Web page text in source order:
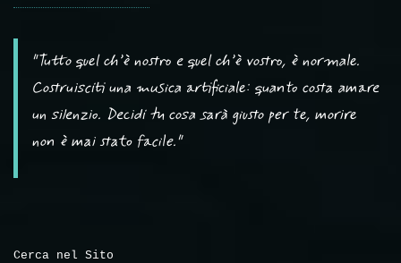
"Tutto quel ch’è nostro e quel ch’è vostro, è normale.
Costruisciti una musica artificiale: quanto costa amare
un silenzio. Decidi tu cosa sarà giusto per te, morire
non è mai stato facile."
Cerca nel Sito